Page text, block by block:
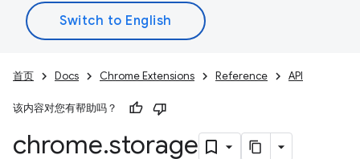
首页 Docs Chrome Extensions Reference API
该内容对您有帮助吗？
chrome.storage